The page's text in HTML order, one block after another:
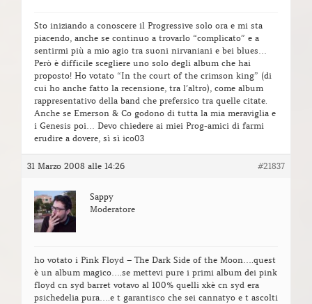
Sto iniziando a conoscere il Progressive solo ora e mi sta
piacendo, anche se continuo a trovarlo “complicato” e a
sentirmi più a mio agio tra suoni nirvaniani e bei blues…
Però è difficile scegliere uno solo degli album che hai
proposto! Ho votato “In the court of the crimson king” (di
cui ho anche fatto la recensione, tra l’altro), come album
rappresentativo della band che prefersico tra quelle citate.
Anche se Emerson & Co godono di tutta la mia meraviglia e
i Genesis poi… Devo chiedere ai miei Prog-amici di farmi
erudire a dovere, sì sì ico03
31 Marzo 2008 alle 14:26 #21837
Sappy
Moderatore
ho votato i Pink Floyd – The Dark Side of the Moon….quest
è un album magico….se mettevi pure i primi album dei pink
floyd cn syd barret votavo al 100% quelli xkè cn syd era
psichedelia pura….e t garantisco che sei cannatyo e t ascolti